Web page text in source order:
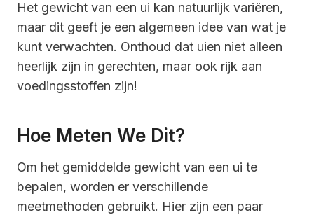
Het gewicht van een ui kan natuurlijk variëren,
maar dit geeft je een algemeen idee van wat je
kunt verwachten. Onthoud dat uien niet alleen
heerlijk zijn in gerechten, maar ook rijk aan
voedingsstoffen zijn!
Hoe Meten We Dit?
Om het gemiddelde gewicht van een ui te
bepalen, worden er verschillende
meetmethoden gebruikt. Hier zijn een paar